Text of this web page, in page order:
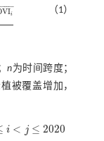
VIi
¯
¯¯¯¯
Ii¯n
（1）
n为时间跨度；
被覆盖增加，
i < j ≤ 2020